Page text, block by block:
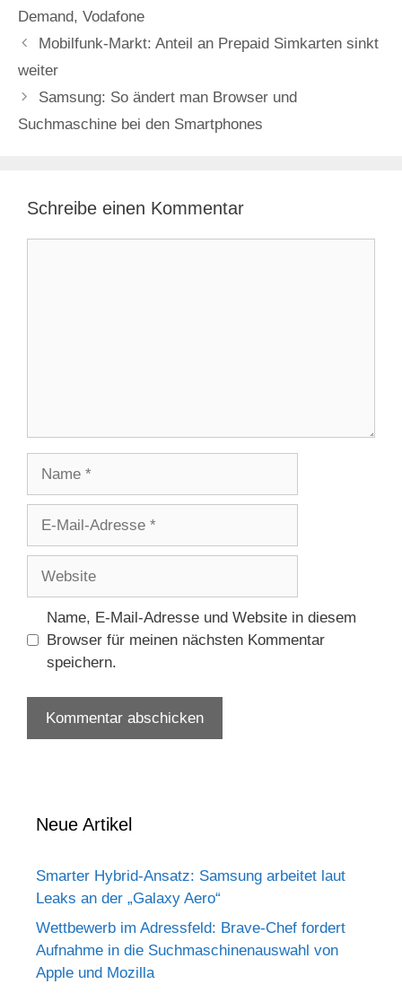
Demand, Vodafone
Mobilfunk-Markt: Anteil an Prepaid Simkarten sinkt
weiter
Samsung: So ändert man Browser und
Suchmaschine bei den Smartphones
Schreibe einen Kommentar
Adresse
Name, E-Mail-Adresse und Website in diesem
Browser für meinen nächsten Kommentar
speichern.
Neue Artikel
Smarter Hybrid-Ansatz: Samsung arbeitet laut
Leaks an der „Galaxy Aero“
Wettbewerb im Adressfeld: Brave-Chef fordert
Aufnahme in die Suchmaschinenauswahl von
Apple und Mozilla